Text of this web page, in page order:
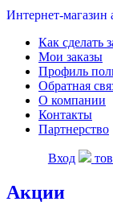
Интернет-магазин
Как сделать
Мои заказы
Профиль
Обратная
О компании
Контакты
Партнерство
Вход
Акции